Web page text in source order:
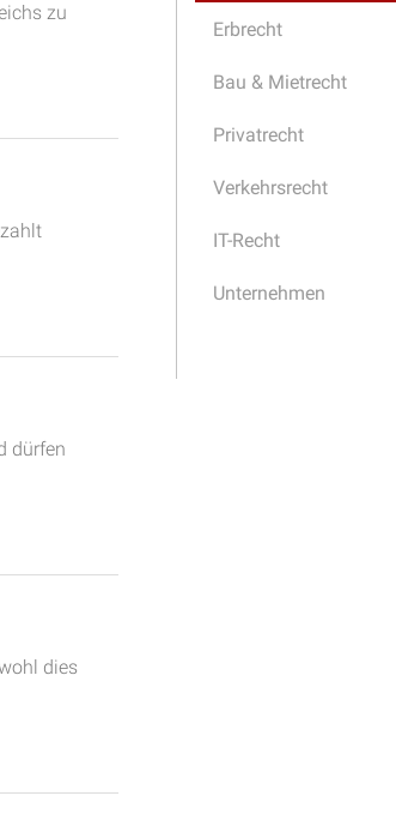
Erbrecht
Bau & Mietrecht
Privatrecht
Verkehrsrecht
IT-Recht
Unternehmen
zu
dürfen
dies